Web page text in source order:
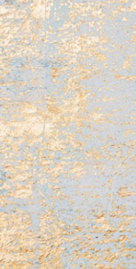
Фотообои
Фотообои
Фотообои
Фотообои